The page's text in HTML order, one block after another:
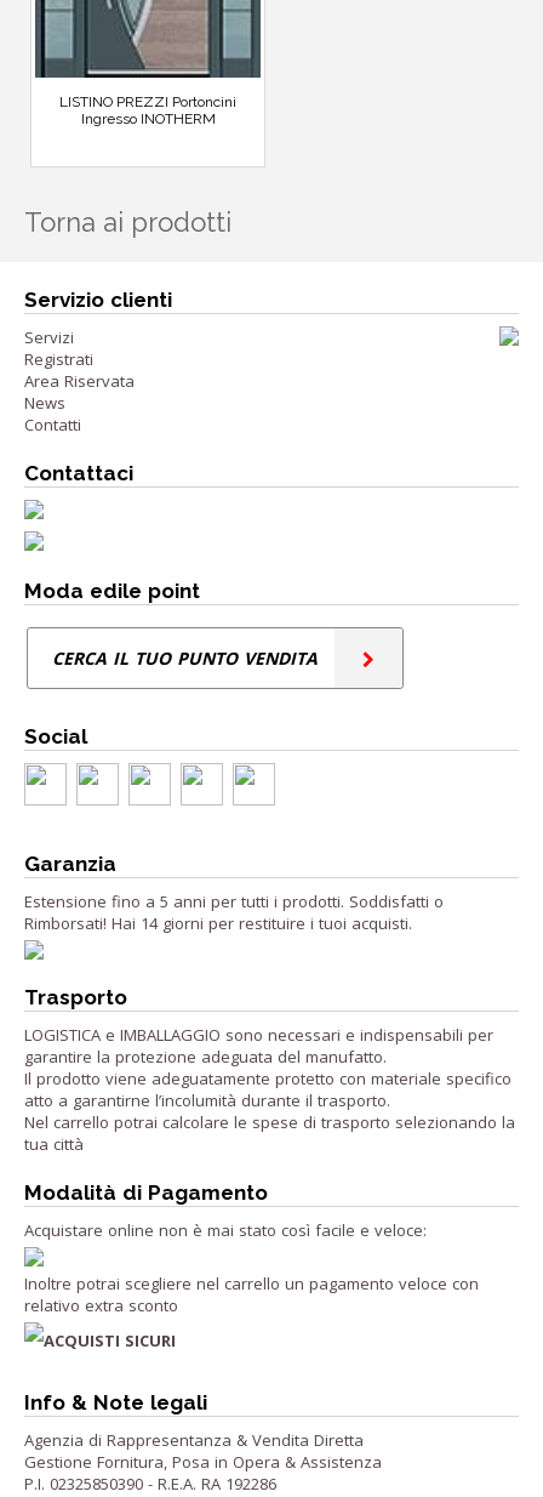
LISTINO PREZZI Portoncini
Ingresso INOTHERM
Torna ai prodotti
Servizio clienti
Servizi
Registrati
Area Riservata
News
Contatti
Contattaci
Moda edile point
CERCA IL TUO PUNTO VENDITA
Social
Garanzia
Estensione fino a 5 anni per tutti i prodotti. Soddisfatti o
Rimborsati! Hai 14 giorni per restituire i tuoi acquisti.
Trasporto
LOGISTICA e IMBALLAGGIO sono necessari e indispensabili per
garantire la protezione adeguata del manufatto.
Il prodotto viene adeguatamente protetto con materiale specifico
atto a garantirne l’incolumità durante il trasporto.
Nel carrello potrai calcolare le spese di trasporto selezionando la
tua città
Modalità di Pagamento
Acquistare online non è mai stato così facile e veloce:
Inoltre potrai scegliere nel carrello un pagamento veloce con
relativo extra sconto
ACQUISTI SICURI
Info & Note legali
Agenzia di Rappresentanza & Vendita Diretta
Gestione Fornitura, Posa in Opera & Assistenza
P.I. 02325850390 - R.E.A. RA 192286